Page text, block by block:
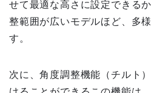
せて最適な高さに設定できる
整範囲が広いモデルほど、多
す。
次に、角度調整機能（チルト